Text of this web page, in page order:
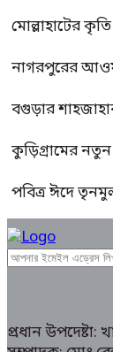
মোল্লাহাটের
নাগরপুরের
বগুড়ার
কুড়িগ্রামের
পবিত্র ঈদে
প্রধান